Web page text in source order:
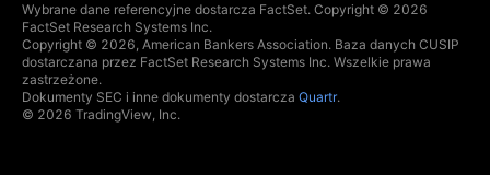
Wybrane dane referencyjne dostarcza FactSet. Copyright © 2026
FactSet Research Systems Inc.
Copyright © 2026, American Bankers Association. Baza danych CUSIP
dostarczana przez FactSet Research Systems Inc. Wszelkie prawa
zastrzeżone.
Dokumenty SEC i inne dokumenty dostarcza Quartr.
© 2026 TradingView, Inc.